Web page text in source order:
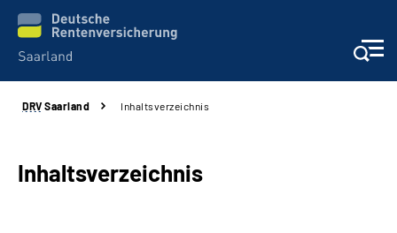
Aktuelles
Services
DRV Saarland Inhaltsverzeichnis
Inhaltsverzeichnis